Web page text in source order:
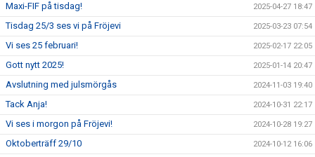
Maxi-FIF på tisdag! 2025-04-27 18:47
Tisdag 25/3 ses vi på Fröjevi 2025-03-23 07:54
Vi ses 25 februari! 2025-02-17 22:05
Gott nytt 2025! 2025-01-14 20:47
Avslutning med julsmörgås 2024-11-03 19:40
Tack Anja! 2024-10-31 22:17
Vi ses i morgon på Fröjevi! 2024-10-28 19:27
Oktoberträff 29/10 2024-10-12 16:06